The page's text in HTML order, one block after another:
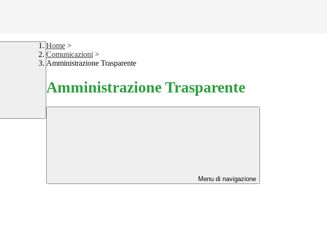
Home >
Comunicazioni >
Amministrazione Trasparente
Amministrazione Trasparente
Menu di navigazione